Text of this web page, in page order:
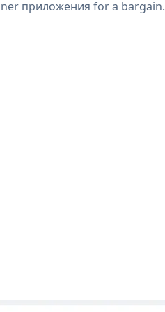
приложения for a bargain.